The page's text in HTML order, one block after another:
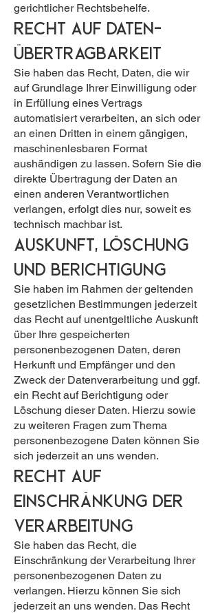
gerichtlicher Rechtsbehelfe.
Recht auf Daten­
übertrag­barkeit
Sie haben das Recht, Daten, die wir
auf Grundlage Ihrer Einwilligung oder
in Erfüllung eines Vertrags
automatisiert verarbeiten, an sich oder
an einen Dritten in einem gängigen,
maschinenlesbaren Format
aushändigen zu lassen. Sofern Sie die
direkte Übertragung der Daten an
einen anderen Verantwortlichen
verlangen, erfolgt dies nur, soweit es
technisch machbar ist.
Auskunft, Löschung
und Berichtigung
Sie haben im Rahmen der geltenden
gesetzlichen Bestimmungen jederzeit
das Recht auf unentgeltliche Auskunft
über Ihre gespeicherten
personenbezogenen Daten, deren
Herkunft und Empfänger und den
Zweck der Datenverarbeitung und ggf.
ein Recht auf Berichtigung oder
Löschung dieser Daten. Hierzu sowie
zu weiteren Fragen zum Thema
personenbezogene Daten können Sie
sich jederzeit an uns wenden.
Recht auf
Einschränkung der
Verarbeitung
Sie haben das Recht, die
Einschränkung der Verarbeitung Ihrer
personenbezogenen Daten zu
verlangen. Hierzu können Sie sich
jederzeit an uns wenden. Das Recht